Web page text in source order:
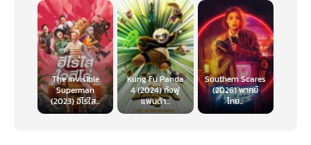
The Invisible
Superman
(2023) ฮีโร่ใส...
Kung Fu Panda
4 (2024) กังฟู
แพนด้า...
Southern Scares
(2026) พากย์
ไทย...